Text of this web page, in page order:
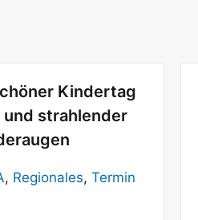
Kindertag
und strahlender
, Regionales,Termin